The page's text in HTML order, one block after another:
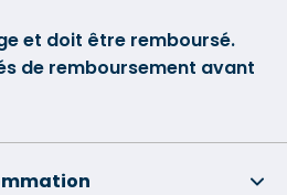
et doit être remboursé.
de remboursement avant